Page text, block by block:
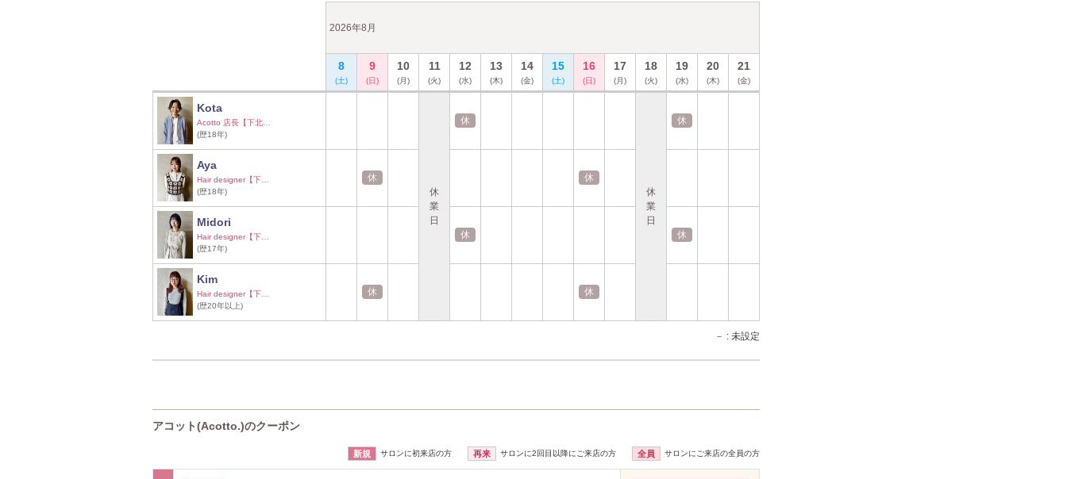
Kota
Acotto 店長【下北…
(歴18年)
Aya
Hair designer【下…
(歴18年)
Midori
Hair designer【下…
(歴17年)
Kim
Hair designer【下…
(歴20年以上)
2026年8月
8
(土)
9
(日)
10
(月)
11
(火)
12
(水)
13
(木)
14
(金)
15
(土)
16
(日)
17
(月)
18
(火)
19
(水)
20
(木)
21
(金)
休
業
日
休
休
業
日
休
休 休
休 休
休 休
－ : 未設定
アコット(Acotto.)のクーポン
新規 サロンに初来店の方 再来 サロンに2回目以降にご来店の方 全員 サロンにご来店の全員の方